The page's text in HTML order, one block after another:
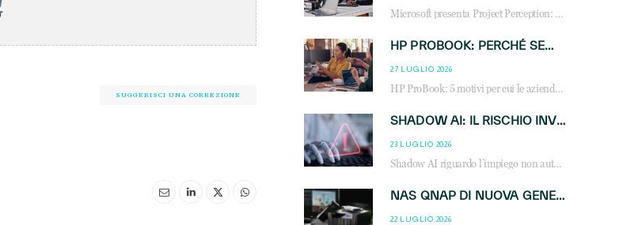
SUGGERISCI UNA CORREZIONE
Microsoft presenta Project Perception: scopri come gli agenti AI possono trasformare cybersecurity, SOC e servizi gestiti degli MSP.
HP PROBOOK: PERCHÉ SEMPRE PIÙ AZIENDE SCELGONO NOTEBOOK PROGETTATI PER IL LAVORO MODERNO
27 LUGLIO 2026
HP ProBook: 5 motivi per cui le aziende scelgono i notebook business HP per migliorare produttività, sicurezza e gestione dell’AI.
SHADOW AI: IL RISCHIO INVISIBILE CHE LE AZIENDE POSSONO GOVERNARE
23 LUGLIO 2026
Shadow AI riguardo l’impiego non autorizzato di sistemi AI all’interno dell’azienda. E’ una pratica che si diffonde a partire dai dipendenti fino ai dirigenti e mette a repentaglio la cybersecurity, con costi più elevati per le organizzazioni. Due recenti report illustrano il fenomeno e forniscono dati in merito
NAS QNAP DI NUOVA GENERAZIONE: PIÙ PRESTAZIONI, SCALABILITÀ E PROTEZIONE DEI DATI PER LE INFRASTRUTTURE IT MODERNE
22 LUGLIO 2026